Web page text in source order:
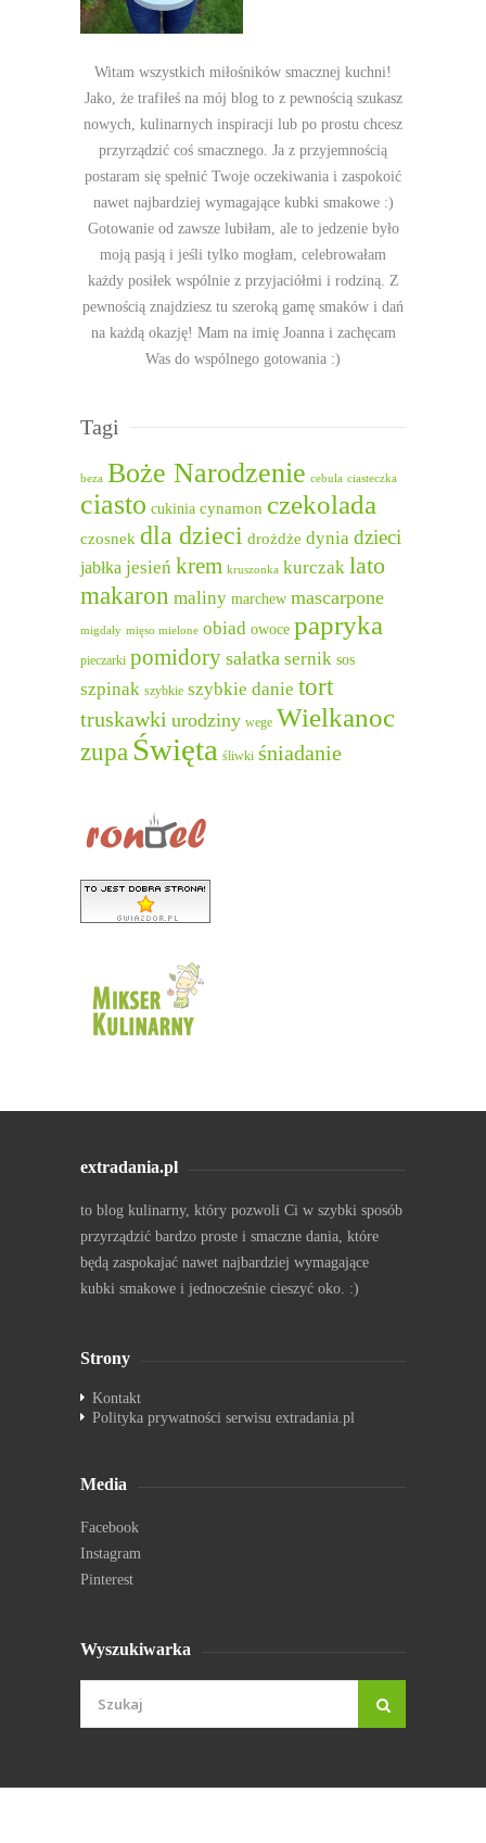
Witam wszystkich miłośników smacznej kuchni!
Jako, że trafiłeś na mój blog to z pewnością szukasz
nowych, kulinarnych inspiracji lub po prostu chcesz
przyrządzić coś smacznego. Ja z przyjemnością
postaram się spełnić Twoje oczekiwania i zaspokoić
nawet najbardziej wymagające kubki smakowe :)
Gotowanie od zawsze lubiłam, ale to jedzenie było
moją pasją i jeśli tylko mogłam, celebrowałam
każdy posiłek wspólnie z przyjaciółmi i rodziną. Z
pewnością znajdziesz tu szeroką gamę smaków i dań
na każdą okazję! Mam na imię Joanna i zachęcam
Was do wspólnego gotowania :)
Tagi
beza Boże Narodzenie cebula ciasteczka
ciasto cukinia cynamon czekolada
czosnek dla dzieci drożdże dynia dzieci
jabłka jesień krem kruszonka kurczak lato
makaron maliny marchew mascarpone
migdały mięso mielone obiad owoce papryka
pieczarki pomidory sałatka sernik sos
szpinak szybkie szybkie danie tort
truskawki urodziny wege Wielkanoc
zupa Święta śliwki śniadanie
extradania.pl
to blog kulinarny, który pozwoli Ci w szybki sposób
przyrządzić bardzo proste i smaczne dania, które
będą zaspokajać nawet najbardziej wymagające
kubki smakowe i jednocześnie cieszyć oko. :)
Strony
Kontakt
Polityka prywatności serwisu extradania.pl
Media
Facebook
Instagram
Pinterest
Wyszukiwarka